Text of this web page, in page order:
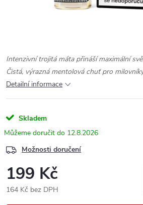
Intenzivní trojitá máta přináší maximální
Čistá, výrazná mentolová chuť pro
Detailní informace
Skladem
12.8.2026
Možnosti doručení
199 Kč
164 Kč bez DPH